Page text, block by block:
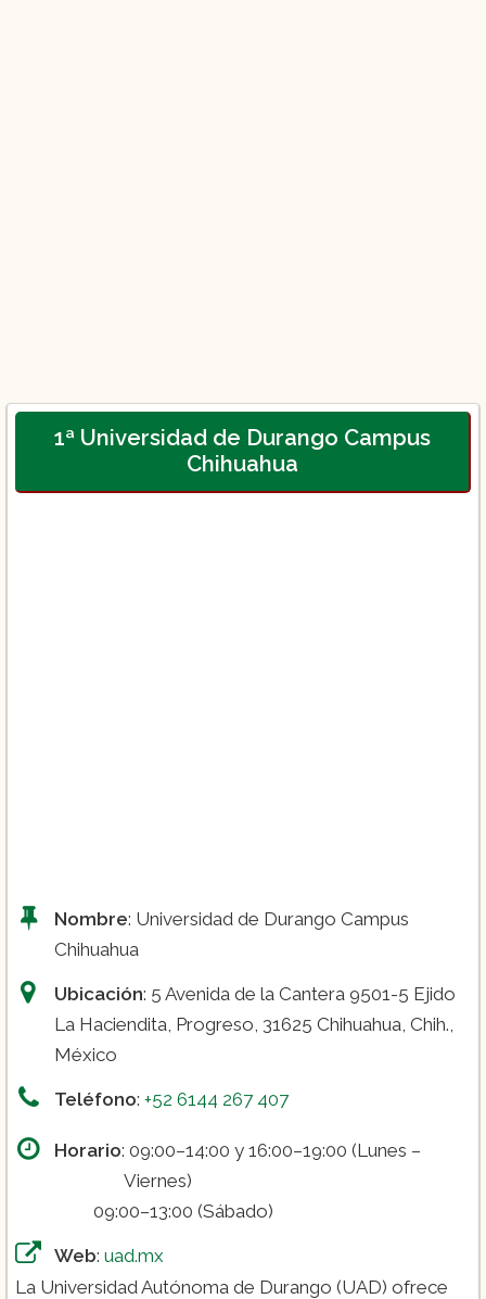
1ª Universidad de Durango Campus
Chihuahua
Nombre: Universidad de Durango Campus
Chihuahua
Ubicación: 5 Avenida de la Cantera 9501-5 Ejido
La Haciendita, Progreso, 31625 Chihuahua, Chih.,
México
Teléfono: +52 6144 267 407
Horario: 09:00–14:00 y 16:00–19:00 (Lunes –
Viernes)
09:00–13:00 (Sábado)
Web: uad.mx
La Universidad Autónoma de Durango (UAD) ofrece